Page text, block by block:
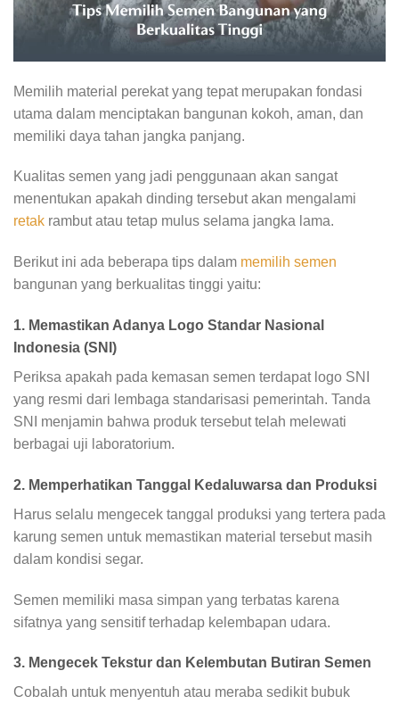
Memilih material perekat yang tepat merupakan fondasi
utama dalam menciptakan bangunan kokoh, aman, dan
memiliki daya tahan jangka panjang.
Kualitas semen yang jadi penggunaan akan sangat
menentukan apakah dinding tersebut akan mengalami
retak rambut atau tetap mulus selama jangka lama.
Berikut ini ada beberapa tips dalam memilih semen
bangunan yang berkualitas tinggi yaitu:
1. Memastikan Adanya Logo Standar Nasional
Indonesia (SNI)
Periksa apakah pada kemasan semen terdapat logo SNI
yang resmi dari lembaga standarisasi pemerintah. Tanda
SNI menjamin bahwa produk tersebut telah melewati
berbagai uji laboratorium.
2. Memperhatikan Tanggal Kedaluwarsa dan Produksi
Harus selalu mengecek tanggal produksi yang tertera pada
karung semen untuk memastikan material tersebut masih
dalam kondisi segar.
Semen memiliki masa simpan yang terbatas karena
sifatnya yang sensitif terhadap kelembapan udara.
3. Mengecek Tekstur dan Kelembutan Butiran Semen
Cobalah untuk menyentuh atau meraba sedikit bubuk